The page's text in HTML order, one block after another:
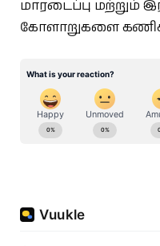
மாரடைப்பு மற்றும்
கோளாறுகளை